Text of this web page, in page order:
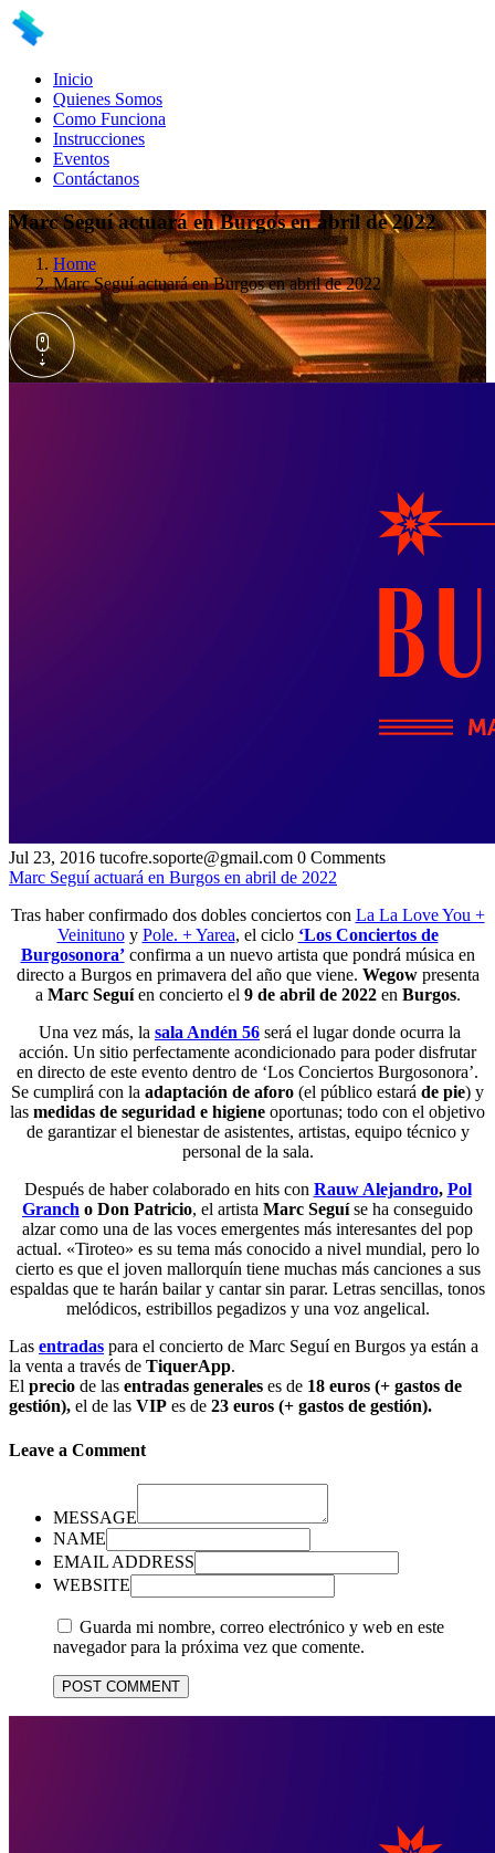
Inicio
Quienes Somos
Como Funciona
Instrucciones
Eventos
Contáctanos
Marc Seguí actuará en Burgos en abril de 2022
Home
Marc Seguí actuará en Burgos en abril de 2022
Jul 23, 2016 tucofre.soporte@gmail.com 0 Comments
Marc Seguí actuará en Burgos en abril de 2022
Tras haber confirmado dos dobles conciertos con La La Love You +
Veinitunoy Pole. + Yarea, el ciclo ‘Los Conciertos de
Burgosonora’confirma a un nuevo artista que pondrá música en
directo a Burgos en primavera del año que viene. Wegow presenta
a Marc Seguíen concierto el9 de abril de 2022en Burgos.
Una vez más, la sala Andén 56 será el lugar donde ocurra la
acción. Un sitio perfectamente acondicionado para poder disfrutar
en directo de este evento dentro de ‘Los Conciertos Burgosonora’.
Se cumplirá con la adaptación de aforo (el público estará de pie) y
las medidas de seguridad e higiene oportunas; todo con el objetivo
de garantizar el bienestar de asistentes, artistas, equipo técnico y
personal de la sala.
Después de haber colaborado en hits con Rauw Alejandro, Pol
Granch o Don Patricio, el artista Marc Seguíse ha conseguido
alzar como una de las voces emergentes más interesantes del pop
actual. «Tiroteo» es su tema más conocido a nivel mundial, pero lo
cierto es que el joven mallorquín tiene muchas más canciones a sus
espaldas que te harán bailar y cantar sin parar. Letras sencillas, tonos
melódicos, estribillos pegadizos y una voz angelical.
Las entradas para el concierto de Marc Seguí en Burgos ya están a
la venta a través de TiquerApp.
El precio de las entradas generales es de 18 euros (+ gastos de
gestión), el de las VIP es de 23 euros (+ gastos de gestión).
Leave a Comment
MESSAGE
NAME
EMAIL ADDRESS
WEBSITE
Guarda mi nombre, correo electrónico y web en este
navegador para la próxima vez que comente.